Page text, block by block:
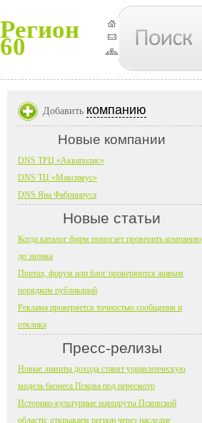
Регион
60
Добавить компанию
Новые компании
DNS ТРЦ «Акваполис»
DNS ТЦ «Максимус»
DNS Яна Фабрициуса
Новые статьи
Когда каталог фирм помогает проверить компанию
до звонка
Портал, форум или блог проверяются живым
порядком публикаций
Реклама проверяется точностью сообщения и
отклика
Пресс-релизы
Новые лимиты дохода ставят управленческую
модель бизнеса Пскова под пересмотр
Историко-культурные маршруты Псковской
области: открываем регион через наследие